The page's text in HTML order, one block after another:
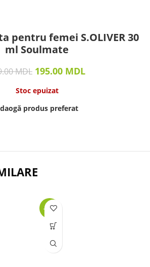
pentru femei S.OLIVER 30
ml Soulmate
MDL 195.00 MDL
Stoc epuizat
produs preferat
-40%